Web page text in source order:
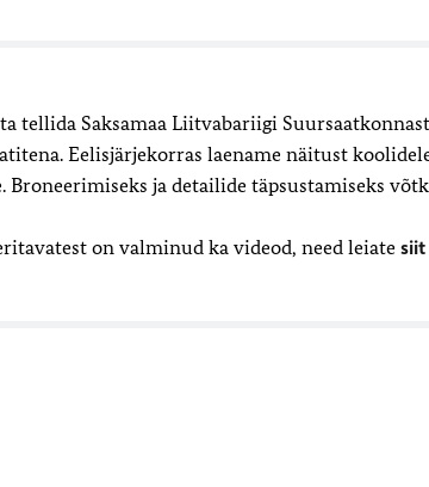
tellida Saksamaa Liitvabariigi
Eelisjärjekorras laename näitust
Broneerimiseks ja detailide täpsustamiseks
on valminud ka videod, need leiate